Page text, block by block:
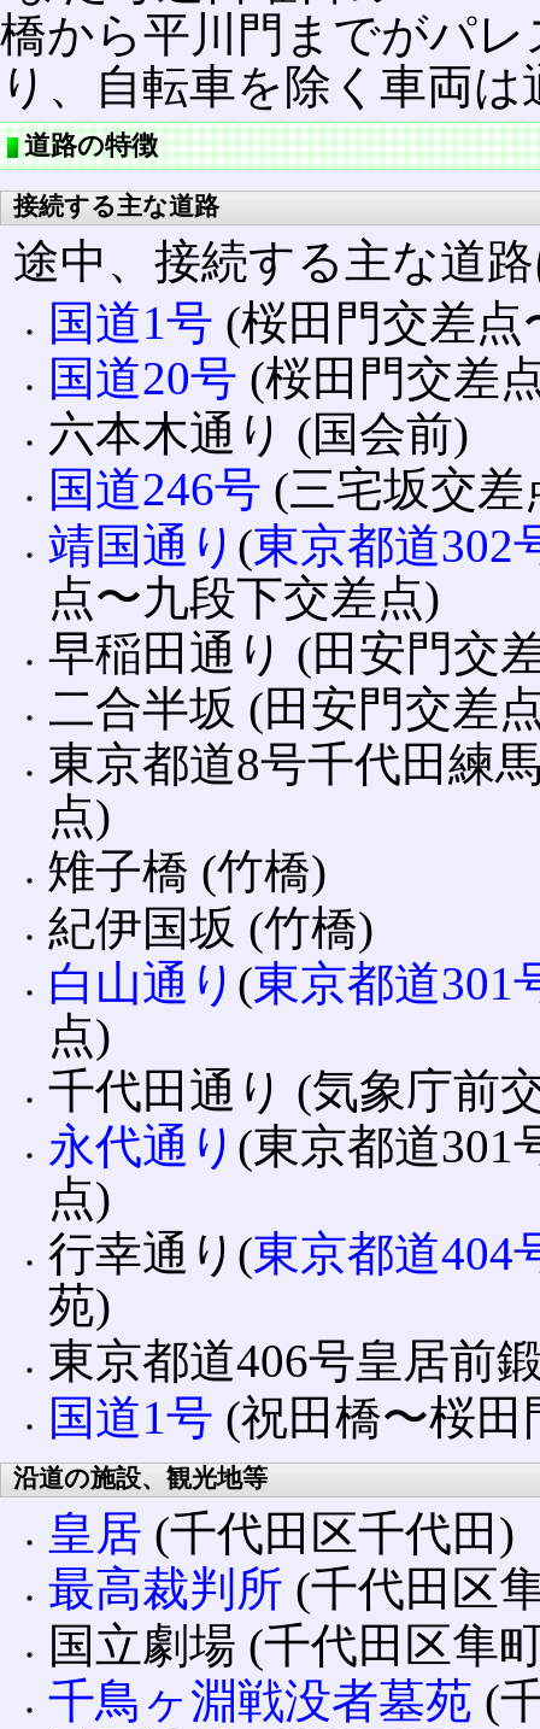
橋から平川門までがパ
り、自転車を除く車両
道路の特徴
接続する主な道路
途中、接続する主な道
国道1号 (桜田門交差
国道20号 (桜田門交差
六本木通り (国会前)
国道246号 (三宅坂交差
靖国通り (東京都道302
点〜九段下交差点)
早稲田通り (田安門交
二合半坂 (田安門交差
東京都道8号千代田練
点)
雉子橋 (竹橋)
紀伊国坂 (竹橋)
白山通り (東京都道301
点)
千代田通り (気象庁前
永代通り (東京都道301
点)
行幸通り(東京都道404
苑)
東京都道406号皇居前
国道1号 (祝田橋〜桜田
沿道の施設、観光地等
皇居 (千代田区千代田)
最高裁判所 (千代田区
国立劇場 (千代田区隼
千鳥ヶ淵戦没者墓苑 (